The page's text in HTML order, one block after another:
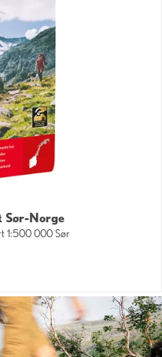
Sør-Norge
1:500 000 Sør